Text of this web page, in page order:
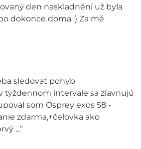
den naskladnění už byla
dokonce doma :) Za mě
sledovať pohyb
tyždennom intervale sa zľavnujú
som Osprey exos 58 -
zdarma,+čelovka ako
...”